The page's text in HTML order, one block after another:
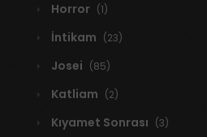
Horror (1)
İntikam (23)
Josei (85)
Katliam (2)
Kıyamet Sonrası (3)